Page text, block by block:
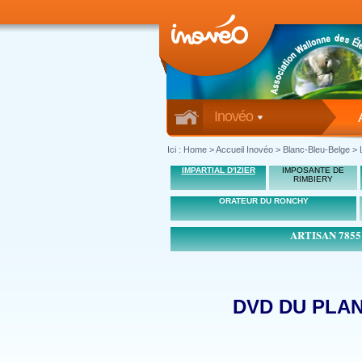
Inovéo
Ici : Home >Accueil Inovéo > Blanc-Bleu-Belge >
IMPARTIAL D'IZIER
IMPOSANTE DE
RIMBIERY
ORATEUR DU RONCHY
ARTISAN
DVD DU